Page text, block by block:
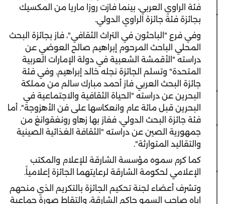
فئة الراوي العربي، بينما فازت روزا ماريا من المكسيك
بجائزة فئة جائزة الراوي الدولي.
وفي فرع "الباحثون في التراث الثقافي"، فاز بجائزة البحث
المحلي الباحث المرحوم إبراهيم صالح العوضي عن
دراسته "الأقمشة الشعبية في دولة الإمارات العربية
المتحدة" وتسلم الجائزة نجله خالد إبراهيم. وفي فئة
جائزة البحث العربي فاز أحمد مبارك سالم من مملكة
البحرين عن دراسته "الحياة الثقافية والاجتماعية في
البحرين قبل مائة عام وانعكاسها على فن الأهزوجة". أما
فئة جائزة البحث الدولي، ففاز بها زهاو رونغقوانغ من
جمهورية الصين عن دراسته "الثقافة الغذائية الصينية
والتقاليد المتوارثة".
كما كرم سموه مؤسسة الشارقة للإعلام والمكتب
الإعلامي لحكومة الشارقة لرعايتهما الجائزة إعلامياً.
وتشرف أعضاء لجنة تحكيم الجائزة بالتكريم الذي منحهم
إياه صاحب السمو حاكم الشارقة، والتقاط صورة جماعية